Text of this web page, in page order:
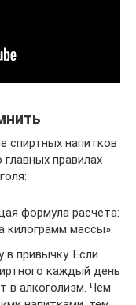
спиртных напитков
правилах
формула расчета:
килограмм массы».
привычку. Если
каждый день
в алкоголизм. Чем